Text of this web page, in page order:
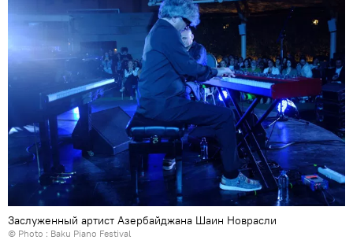
Заслуженный артист Азербайджана Шаин Новрасли
© Photo : Baku Piano Festival